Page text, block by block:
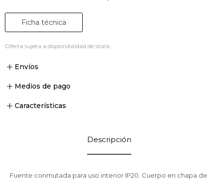
Ficha técnica
Oferta sujeta a disponibilidad de stock.
Envíos
Medios de pago
Características
Descripción
Fuente conmutada para uso interior IP20. Cuerpo en chapa de